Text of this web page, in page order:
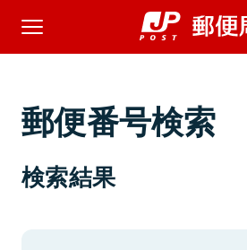
郵便番号検索
検索結果